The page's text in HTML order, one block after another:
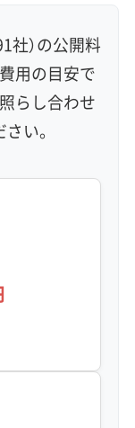
いと、根
が実情で
ア特有の
エアコン、
材という異
れの環境に
社）の公開料
用の目安で
らし合わせ
い。